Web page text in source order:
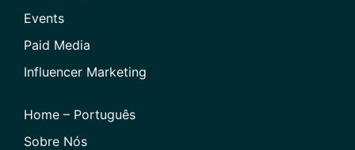
Events
Paid Media
Influencer Marketing
Home – Português
Sobre Nós